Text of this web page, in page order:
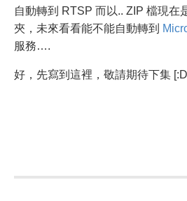
自動轉到 RTSP 而以.. ZIP 檔現在
夾，未來看看能不能自動轉到
服務….
好，先寫到這裡，敬請期待下集